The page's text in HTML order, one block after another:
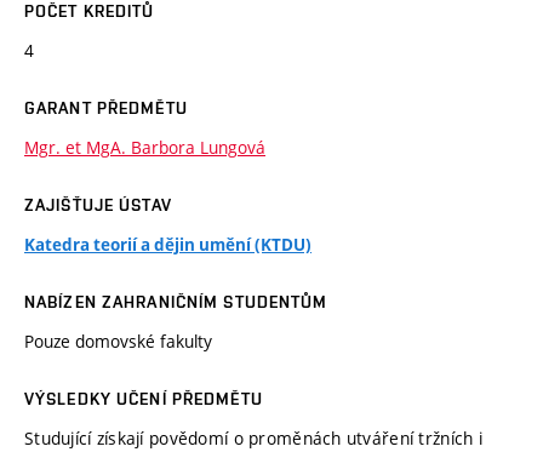
POČET KREDITŮ
4
GARANT PŘEDMĚTU
Mgr. et MgA. Barbora Lungová
ZAJIŠŤUJE ÚSTAV
Katedra teorií a dějin umění (KTDU)
NABÍZEN ZAHRANIČNÍM STUDENTŮM
Pouze domovské fakulty
VÝSLEDKY UČENÍ PŘEDMĚTU
Studující získají povědomí o proměnách utváření tržních i